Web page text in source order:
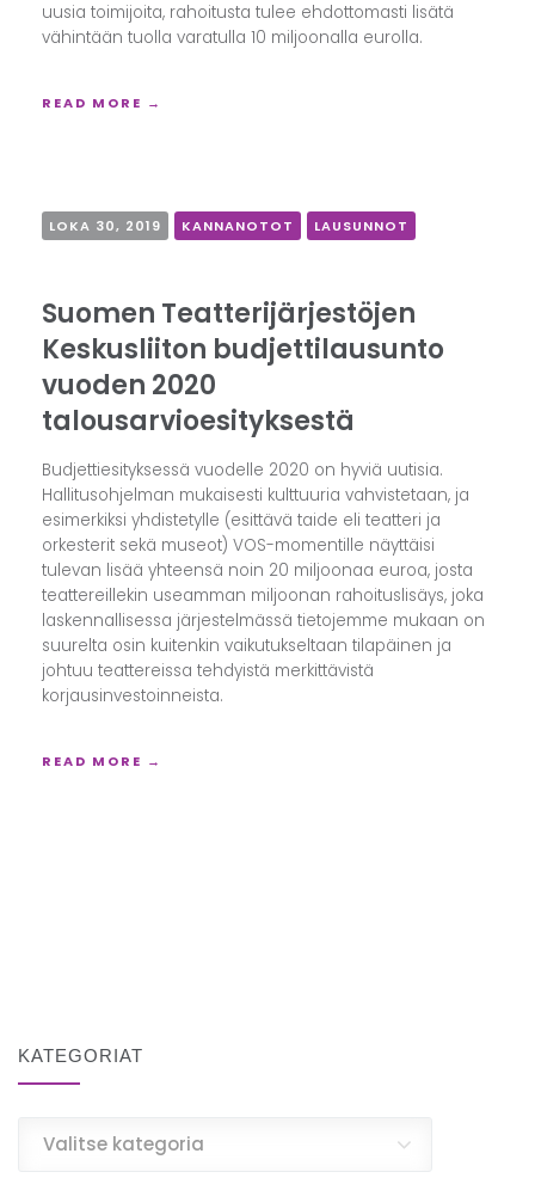
uusia toimijoita, rahoitusta tulee ehdottomasti lisätä
vähintään tuolla varatulla 10 miljoonalla eurolla.
READ MORE →
LOKA 30, 2019 KANNANOTOT LAUSUNNOT
Suomen Teatterijärjestöjen
Keskusliiton budjettilausunto
vuoden 2020
talousarvioesityksestä
Budjettiesityksessä vuodelle 2020 on hyviä uutisia.
Hallitusohjelman mukaisesti kulttuuria vahvistetaan, ja
esimerkiksi yhdistetylle (esittävä taide eli teatteri ja
orkesterit sekä museot) VOS-momentille näyttäisi
tulevan lisää yhteensä noin 20 miljoonaa euroa, josta
teattereillekin useamman miljoonan rahoituslisäys, joka
laskennallisessa järjestelmässä tietojemme mukaan on
suurelta osin kuitenkin vaikutukseltaan tilapäinen ja
johtuu teattereissa tehdyistä merkittävistä
korjausinvestoinneista.
READ MORE →
KATEGORIAT
Valitse kategoria